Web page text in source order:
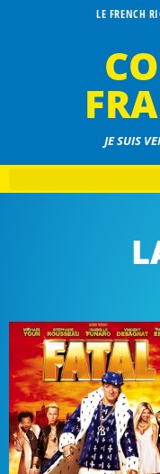
LE FRENCH
JE SUIS